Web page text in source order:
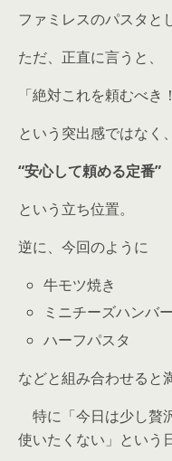
ファミレスのパスタと
ただ、正直に言うと、
「絶対これを頼むべき
という突出感ではなく、
“安心して頼める定番”
という立ち位置。
逆に、今回のように
牛モツ焼き
ミニチーズハンバ
ハーフパスタ
などと組み合わせると
特に「今日は少し贅
使いたくない」という